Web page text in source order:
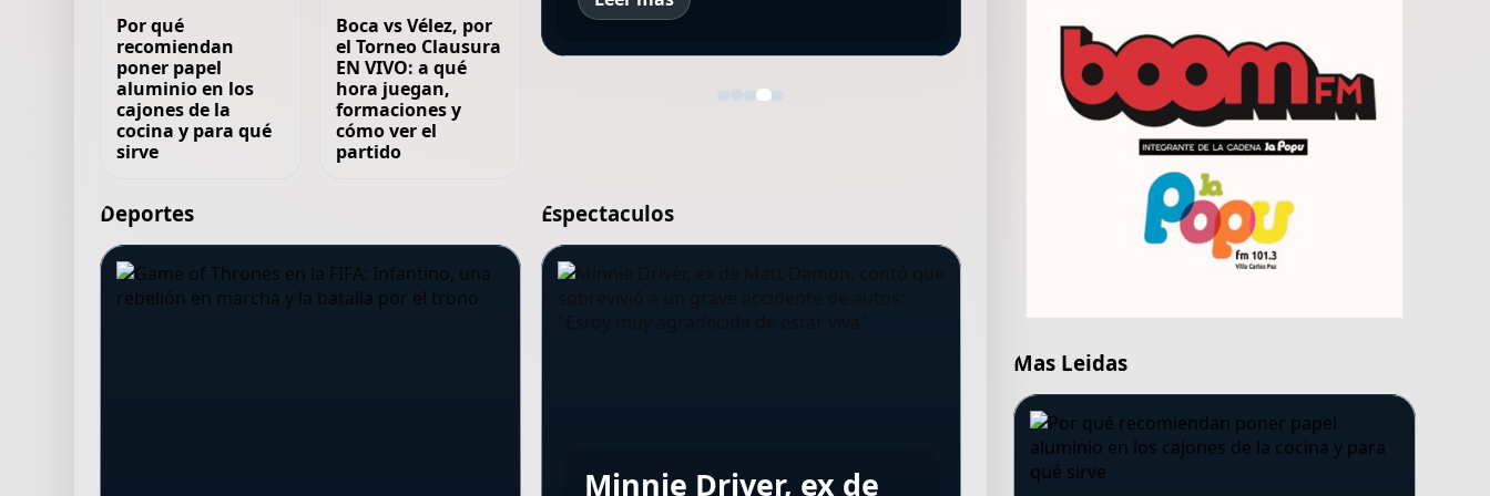
Por qué
recomiendan
poner papel
aluminio en los
cajones de la
cocina y para qué
sirve
Boca vs Vélez, por
el Torneo Clausura
EN VIVO: a qué
hora juegan,
formaciones y
cómo ver el
partido
Deportes Espectaculos
La morocha Dakota
Minnie Driver, ex de
Mas Leidas